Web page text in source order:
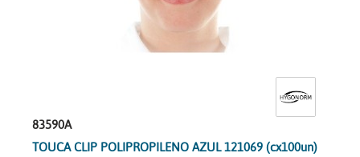
83590A
TOUCA CLIP POLIPROPILENO AZUL 121069 (cx100un)